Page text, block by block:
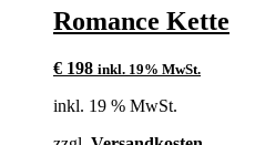
Romance Kette
€ 198 inkl. 19% MwSt.
inkl. 19 % MwSt.